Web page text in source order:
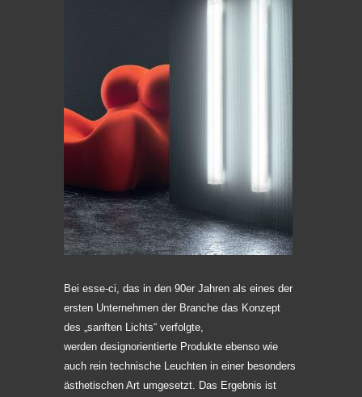
Bei esse-ci, das in den 90er Jahren als eines der
ersten Unternehmen der Branche das Konzept
des „sanften Lichts“ verfolgte,
werden designorientierte Produkte ebenso wie
auch rein technische Leuchten in einer besonders
ästhetischen Art umgesetzt. Das Ergebnis ist